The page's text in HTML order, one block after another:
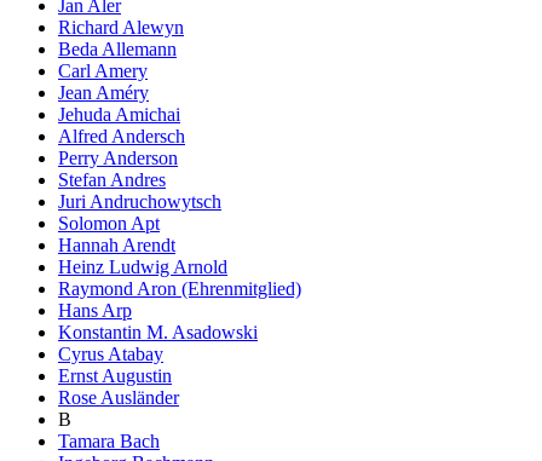
Jan Aler
Richard Alewyn
Beda Allemann
Carl Amery
Jean Améry
Jehuda Amichai
Alfred Andersch
Perry Anderson
Stefan Andres
Juri Andruchowytsch
Solomon Apt
Hannah Arendt
Heinz Ludwig Arnold
Raymond Aron (Ehrenmitglied)
Hans Arp
Konstantin M. Asadowski
Cyrus Atabay
Ernst Augustin
Rose Ausländer
B
Tamara Bach